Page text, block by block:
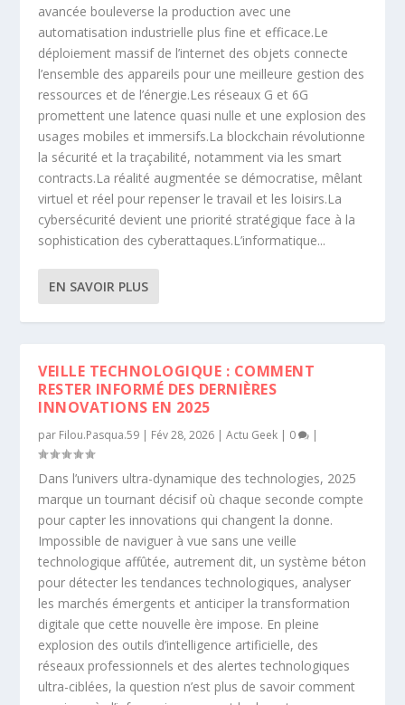
avancée bouleverse la production avec une
automatisation industrielle plus fine et efficace.Le
déploiement massif de l’internet des objets connecte
l’ensemble des appareils pour une meilleure gestion des
ressources et de l’énergie.Les réseaux G et 6G
promettent une latence quasi nulle et une explosion des
usages mobiles et immersifs.La blockchain révolutionne
la sécurité et la traçabilité, notamment via les smart
contracts.La réalité augmentée se démocratise, mêlant
virtuel et réel pour repenser le travail et les loisirs.La
cybersécurité devient une priorité stratégique face à la
sophistication des cyberattaques.L’informatique...
EN SAVOIR PLUS
VEILLE TECHNOLOGIQUE : COMMENT
RESTER INFORMÉ DES DERNIÈRES
INNOVATIONS EN 2025
par Filou.Pasqua.59 | Fév 28, 2026 |Actu Geek | 0 |
Dans l’univers ultra-dynamique des technologies, 2025
marque un tournant décisif où chaque seconde compte
pour capter les innovations qui changent la donne.
Impossible de naviguer à vue sans une veille
technologique affûtée, autrement dit, un système béton
pour détecter les tendances technologiques, analyser
les marchés émergents et anticiper la transformation
digitale que cette nouvelle ère impose. En pleine
explosion des outils d’intelligence artificielle, des
réseaux professionnels et des alertes technologiques
ultra-ciblées, la question n’est plus de savoir comment